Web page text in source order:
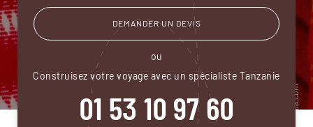
DEMANDER UN DEVIS
ou
Construisez votre voyage avec un spécialiste Tanzanie
01 53 10 97 60